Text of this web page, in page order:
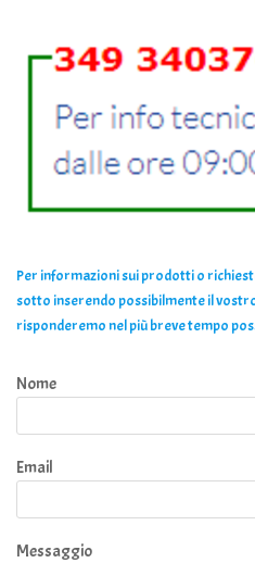
Per informazioni sui prodotti o
sotto inserendo possibilmente il
risponderemo nel più breve tempo
Nome
Email
Messaggio